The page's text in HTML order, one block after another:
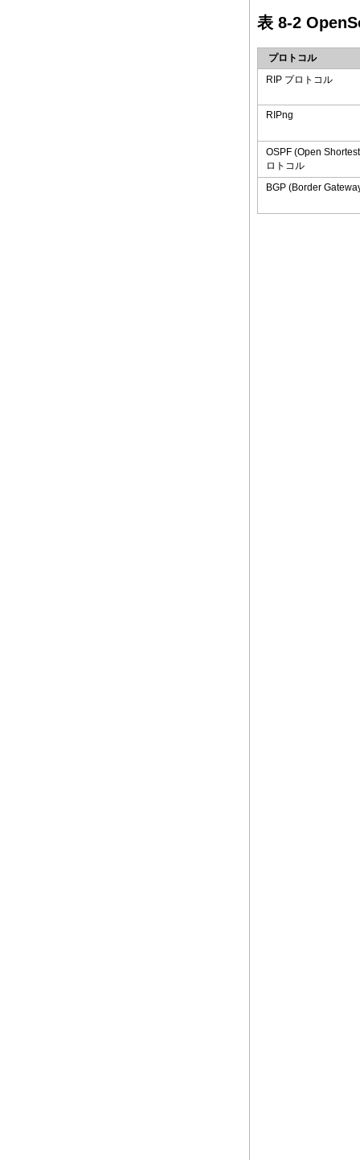
表 8-2
プロトコル
RIP プロトコル
RIPng
OSPF (Open
ロトコル
BGP (Border